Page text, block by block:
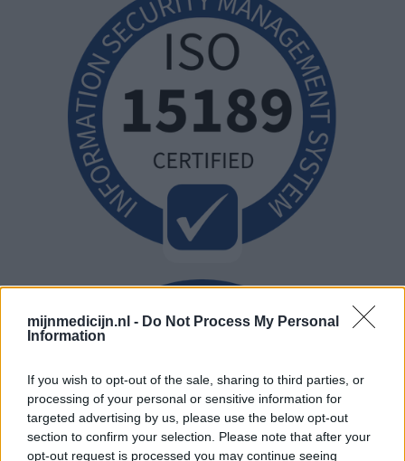
mijnmedicijn.nl - Do Not Process My Personal
Information
If you wish to opt-out of the sale, sharing to third parties, or
processing of your personal or sensitive information for
targeted advertising by us, please use the below opt-out
section to confirm your selection. Please note that after your
opt-out request is processed you may continue seeing